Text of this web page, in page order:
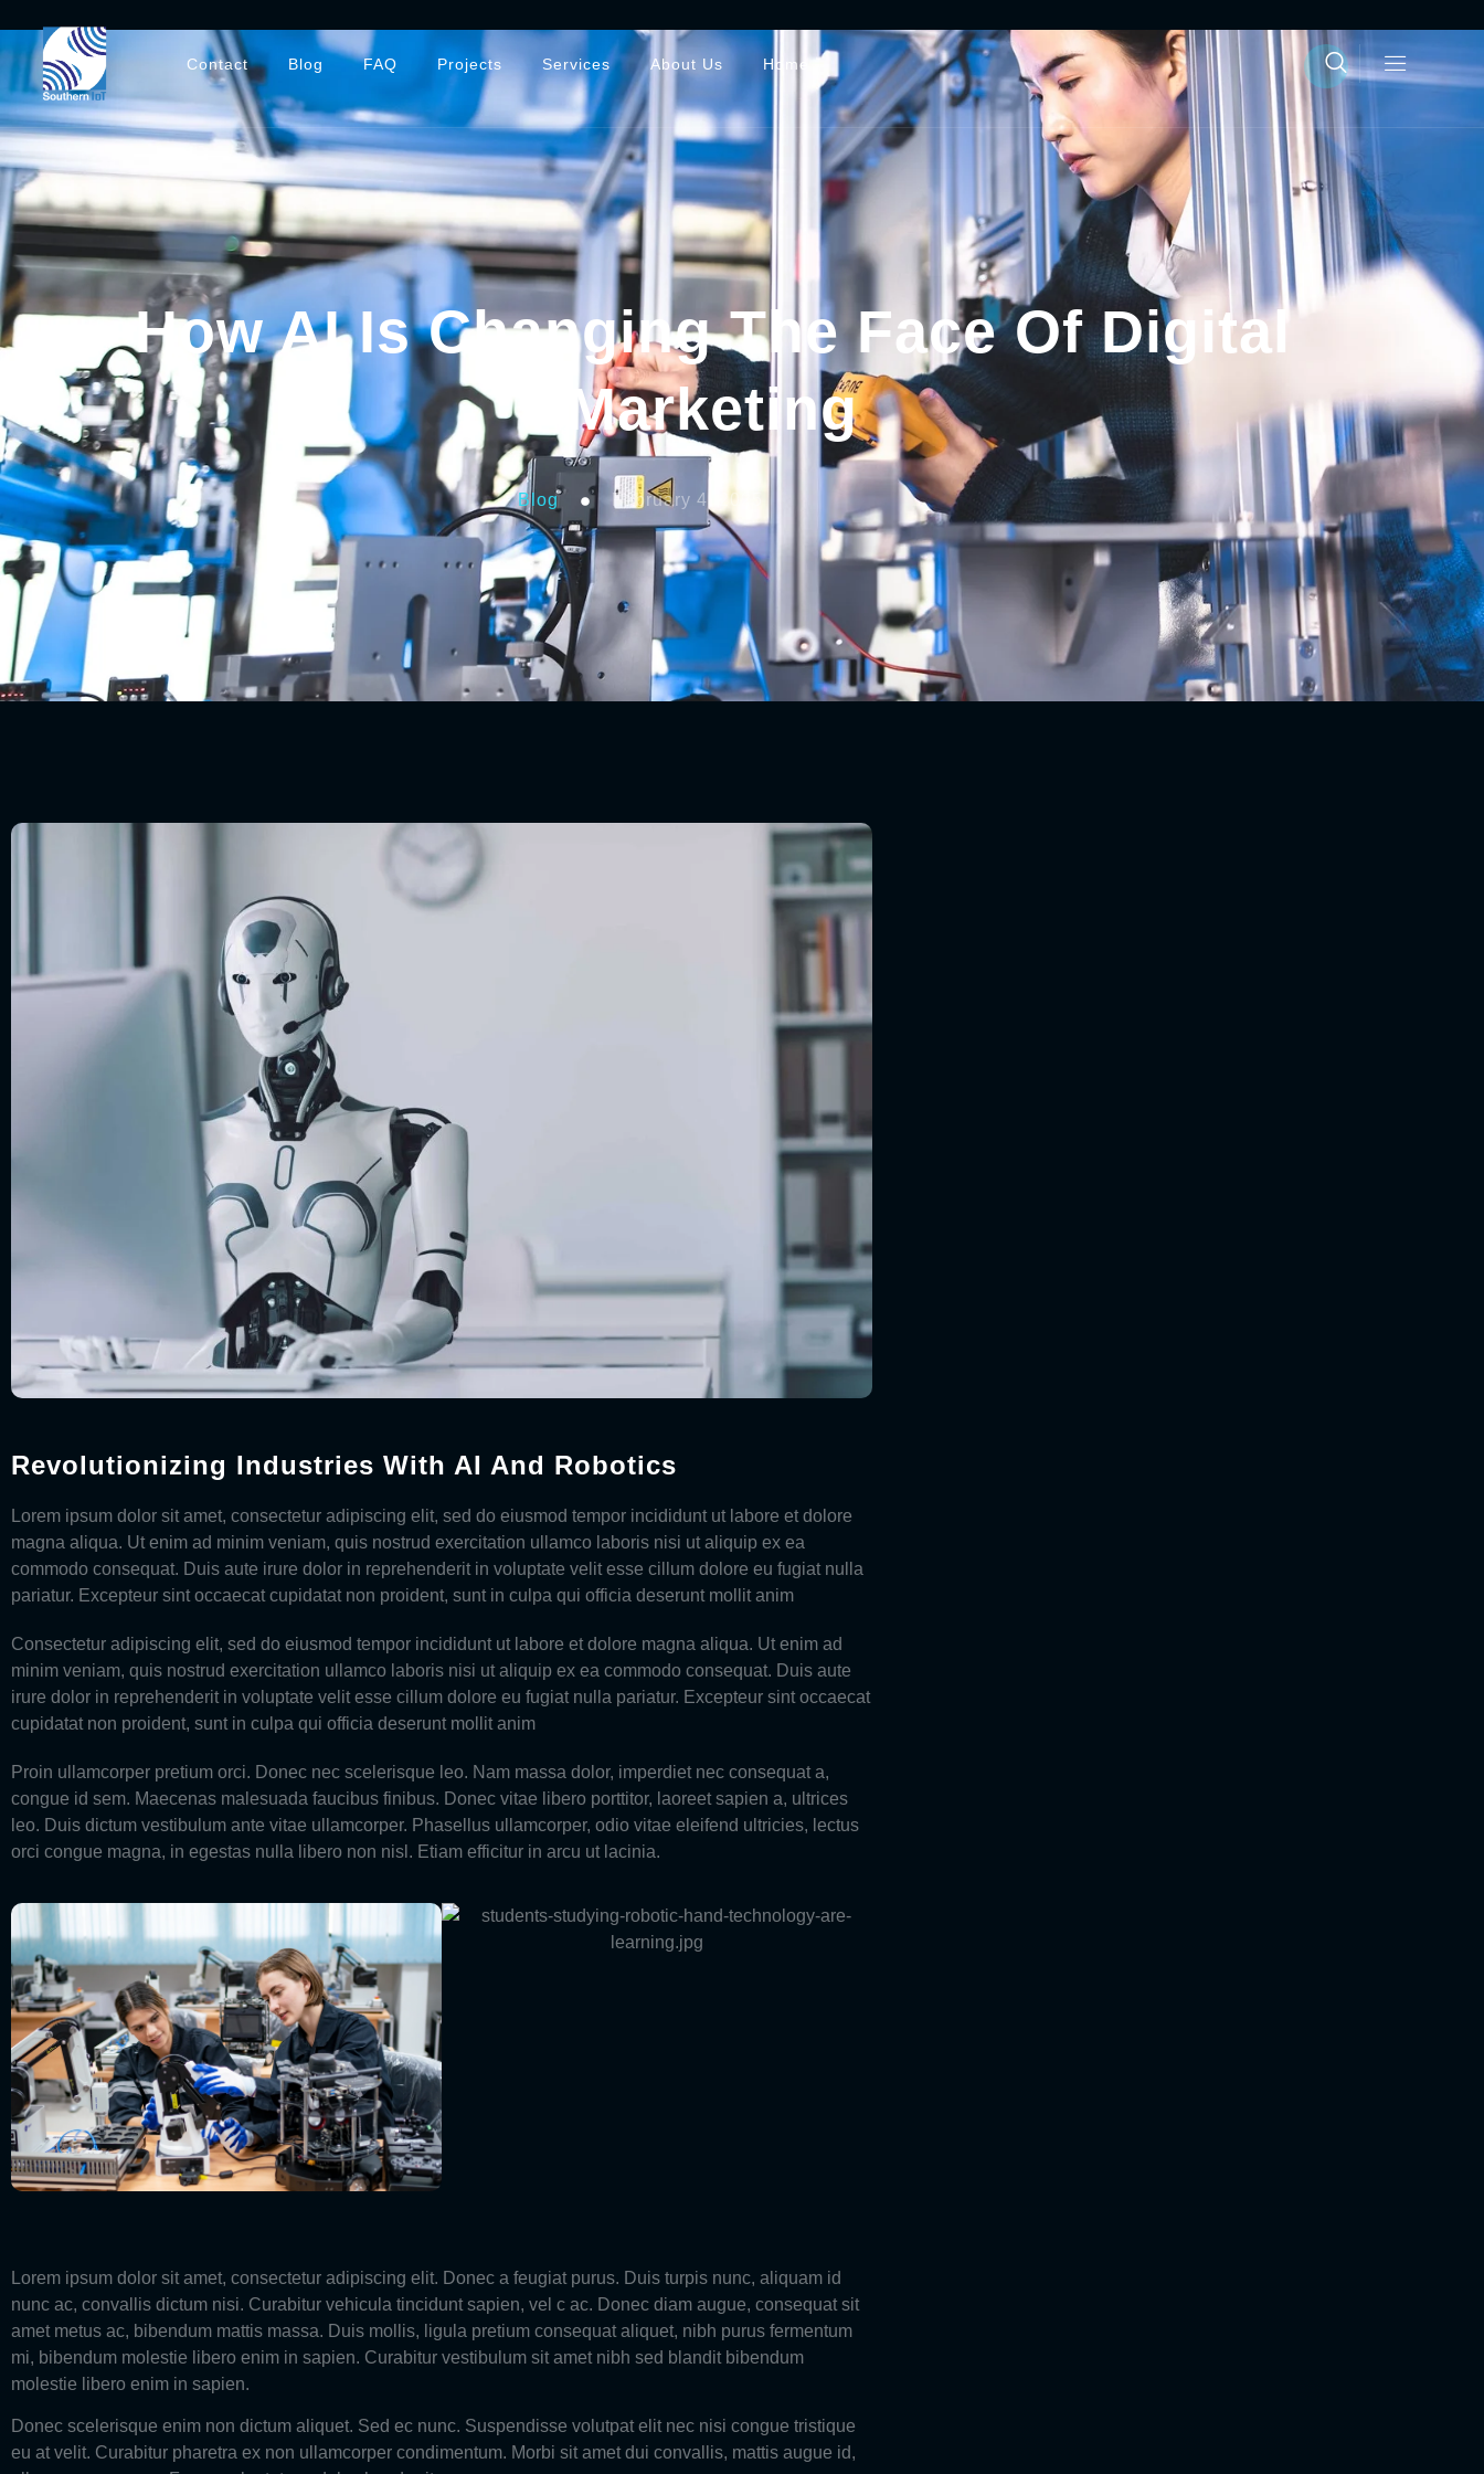
Contact Blog FAQ Projects Services About Us Home
How AI Is Changing The Face Of Digital
Marketing
Blog February 4, 2025
Revolutionizing Industries With AI And Robotics
Lorem ipsum dolor sit amet, consectetur adipiscing elit, sed do eiusmod tempor incididunt ut labore et dolore
magna aliqua. Ut enim ad minim veniam, quis nostrud exercitation ullamco laboris nisi ut aliquip ex ea
commodo consequat. Duis aute irure dolor in reprehenderit in voluptate velit esse cillum dolore eu fugiat nulla
pariatur. Excepteur sint occaecat cupidatat non proident, sunt in culpa qui officia deserunt mollit anim
Consectetur adipiscing elit, sed do eiusmod tempor incididunt ut labore et dolore magna aliqua. Ut enim ad
minim veniam, quis nostrud exercitation ullamco laboris nisi ut aliquip ex ea commodo consequat. Duis aute
irure dolor in reprehenderit in voluptate velit esse cillum dolore eu fugiat nulla pariatur. Excepteur sint occaecat
cupidatat non proident, sunt in culpa qui officia deserunt mollit anim
Proin ullamcorper pretium orci. Donec nec scelerisque leo. Nam massa dolor, imperdiet nec consequat a,
congue id sem. Maecenas malesuada faucibus finibus. Donec vitae libero porttitor, laoreet sapien a, ultrices
leo. Duis dictum vestibulum ante vitae ullamcorper. Phasellus ullamcorper, odio vitae eleifend ultricies, lectus
orci congue magna, in egestas nulla libero non nisl. Etiam efficitur in arcu ut lacinia.
Lorem ipsum dolor sit amet, consectetur adipiscing elit. Donec a feugiat purus. Duis turpis nunc, aliquam id
nunc ac, convallis dictum nisi. Curabitur vehicula tincidunt sapien, vel c ac. Donec diam augue, consequat sit
amet metus ac, bibendum mattis massa. Duis mollis, ligula pretium consequat aliquet, nibh purus fermentum
mi, bibendum molestie libero enim in sapien. Curabitur vestibulum sit amet nibh sed blandit bibendum
molestie libero enim in sapien.
Donec scelerisque enim non dictum aliquet. Sed ec nunc. Suspendisse volutpat elit nec nisi congue tristique
eu at velit. Curabitur pharetra ex non ullamcorper condimentum. Morbi sit amet dui convallis, mattis augue id,